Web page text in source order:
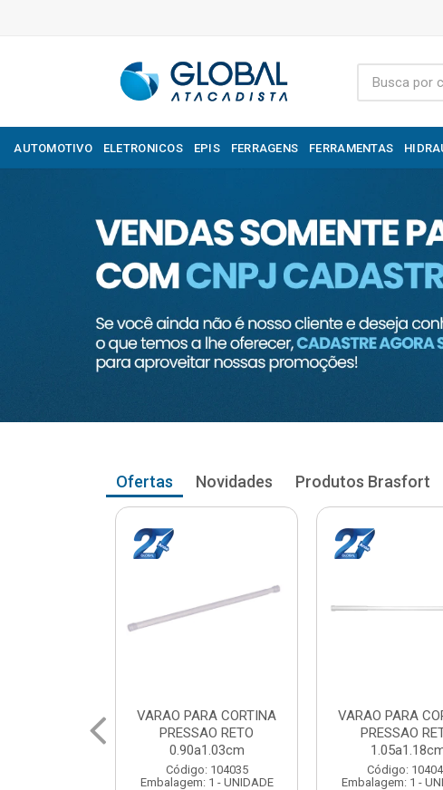
AUTOMOTIVO ELETRONICOS EPIS FERRAGENS FERRAMENTAS
Ofertas Novidades Produtos Brasfort
VARAO PARA CORTINA
PRESSAO RETO
1.05a1.18cm
Código: 104043
Embalagem: 1 - UNIDADE
VARAO PARA
PRESSAO
Código:
Embalagem: 1 -